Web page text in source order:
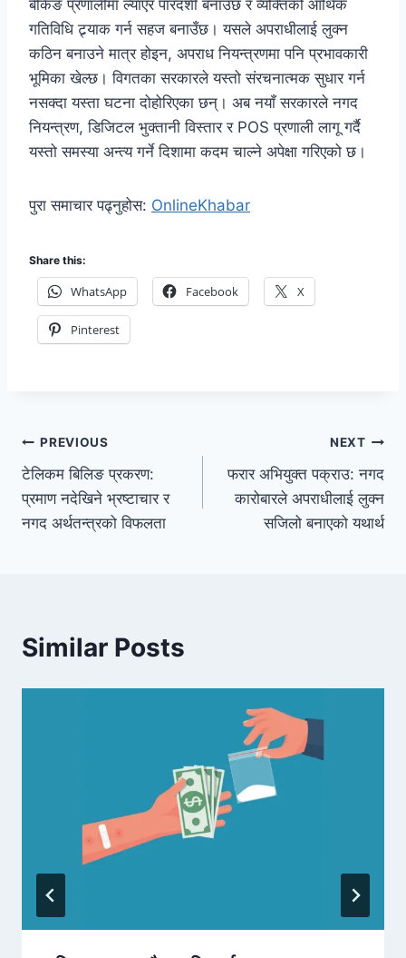
बैंकिङ प्रणालीमा ल्याएर पारदर्शी बनाउँछ र व्यक्तिको आर्थिक
गतिविधि ट्र्याक गर्न सहज बनाउँछ। यसले अपराधीलाई लुक्न
कठिन बनाउने मात्र होइन, अपराध नियन्त्रणमा पनि प्रभावकारी
भूमिका खेल्छ। विगतका सरकारले यस्तो संरचनात्मक सुधार गर्न
नसक्दा यस्ता घटना दोहोरिएका छन्। अब नयाँ सरकारले नगद
नियन्त्रण, डिजिटल भुक्तानी विस्तार र POS प्रणाली लागू गर्दै
यस्तो समस्या अन्त्य गर्ने दिशामा कदम चाल्ने अपेक्षा गरिएको छ।
पुरा समाचार पढ्नुहोस: OnlineKhabar
Share this:
WhatsApp Facebook X
Pinterest
PREVIOUS
टेलिकम बिलिङ प्रकरण:
प्रमाण नदेखिने भ्रष्टाचार र
नगद अर्थतन्त्रको विफलता
NEXT
फरार अभियुक्त पक्राउ: नगद
कारोबारले अपराधीलाई लुक्न
सजिलो बनाएको यथार्थ
Similar Posts